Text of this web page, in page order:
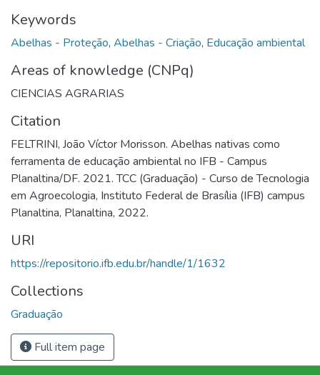
Keywords
Abelhas - Proteção, Abelhas - Criação, Educação ambiental
Areas of knowledge (CNPq)
CIENCIAS AGRARIAS
Citation
FELTRINI, João Víctor Morisson. Abelhas nativas como
ferramenta de educação ambiental no IFB - Campus
Planaltina/DF. 2021. TCC (Graduação) - Curso de Tecnologia
em Agroecologia, Instituto Federal de Brasília (IFB) campus
Planaltina, Planaltina, 2022.
URI
https://repositorio.ifb.edu.br/handle/1/1632
Collections
Graduação
Full item page